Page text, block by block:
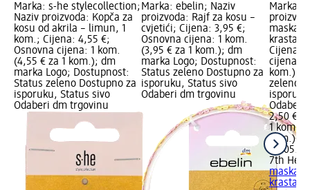
Marka: s-he stylecollection;
Naziv proizvoda: Kopča za
kosu od akrila – limun, 1
kom.; Cijena: 4,55 €;
Osnovna cijena: 1 kom.
(4,55 € za 1 kom.); dm
marka Logo; Dostupnost:
Status zeleno Dostupno za
isporuku, Status sivo
Odaberi dm trgovinu
Marka: ebelin; Naziv
proizvoda: Rajf za kosu –
cvjetići; Cijena: 3,95 €;
Osnovna cijena: 1 kom.
(3,95 € za 1 kom.); dm
marka Logo; Dostupnost:
Status zeleno Dostupno za
isporuku, Status sivo
Odaberi dm trgovinu
Marka:
maska
Cijena:
cijena: 1
kom.);
zeleno
Odaberi
2,50 €
1 kom.
kom.)
7th
maska